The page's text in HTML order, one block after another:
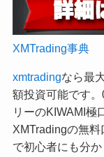
XMTrading事典
xmtradingなら最
額投資可能です
リーのKIWAMI極
XMTradingの無
で初心者にも分か